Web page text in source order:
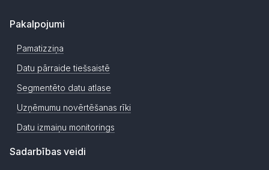
Pakalpojumi
Pamatizziņa
Datu pārraide tiešsaistē
Segmentēto datu atlase
Uzņēmumu novērtēšanas rīki
Datu izmaiņu monitorings
Sadarbības veidi